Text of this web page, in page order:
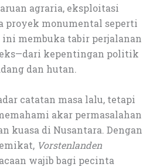
agraria, eksploitasi
proyek monumental seperti
ini membuka tabir perjalanan
kepentingan politik
dan hutan.
catatan masa lalu, tetapi
akar permasalahan
kuasa di Nusantara. Dengan
Vorstenlanden
wajib bagi pecinta